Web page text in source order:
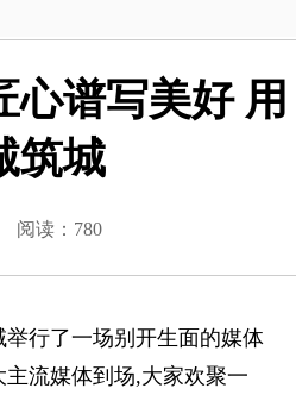
心谱写美好 用
筑城
阅读：780
行了一场别开生面的媒体
流媒体到场,大家欢聚一